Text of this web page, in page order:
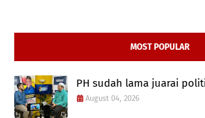
MOST POPULAR
PH sudah lama juarai
August 04, 2026